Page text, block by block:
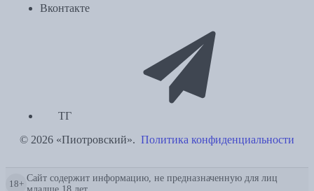
Вконтакте
ТГ
© 2026 «Пиотровский». Политика конфиденциальности
18+
Сайт содержит информацию, не предназначенную для лиц